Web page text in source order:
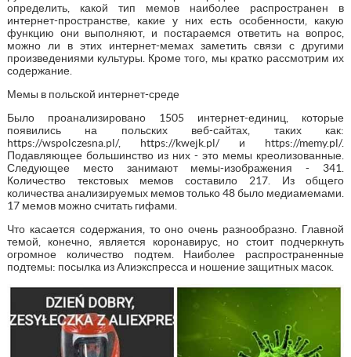
определить, какой тип мемов наиболее распространен в
интернет-пространстве, какие у них есть особенности, какую
функцию они выполняют, и постараемся ответить на вопрос,
можно ли в этих интернет-мемах заметить связи с другими
произведениями культуры. Кроме того, мы кратко рассмотрим их
содержание.
Мемы в польской интернет-среде
Было проанализировано 1505 интернет-единиц, которые
появились на польских веб-сайтах, таких как:
https://wspolczesna.pl/, https://kwejk.pl/ и https://memy.pl/.
Подавляющее большинство из них - это мемы креолизованные.
Следующее место занимают мемы-изображения - 341.
Количество текстовых мемов составило 217. Из общего
количества анализируемых мемов только 48 было медиамемами.
17 мемов можно считать гифами.
Что касается содержания, то оно очень разнообразно. Главной
темой, конечно, является коронавирус, но стоит подчеркнуть
огромное количество подтем. Наиболее распространенные
подтемы: посылка из Алиэкспресса и ношение защитных масок.